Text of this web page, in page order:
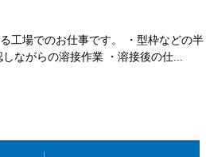
工場でのお仕事です。 ・型枠などの半
ながらの溶接作業 ・溶接後の仕...